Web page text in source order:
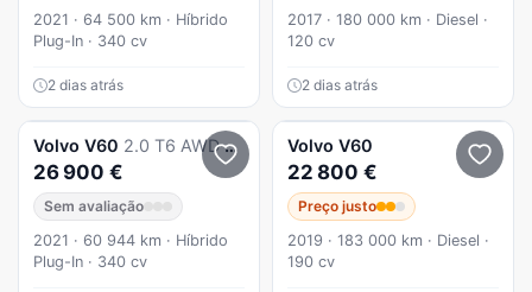
2021 · 64 500 km · Híbrido
Plug-In · 340 cv
2 dias atrás
2017 · 180 000 km · Diesel ·
120 cv
2 dias atrás
Volvo V60 2.0 T6 AWD TE Inscription Expression
26 900 €
Sem avaliação
2021 · 60 944 km · Híbrido
Plug-In · 340 cv
Volvo V60
22 800 €
Preço justo
2019 · 183 000 km · Diesel ·
190 cv